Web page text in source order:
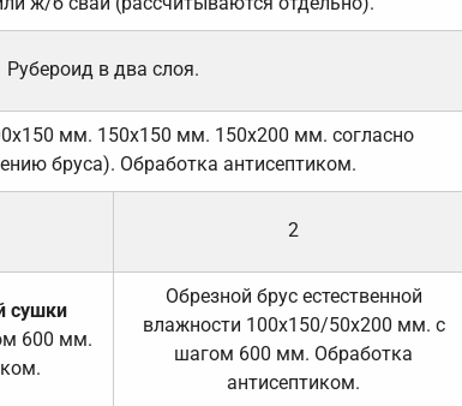
Рубероид в два слоя.
мм. 150х150 мм. 150х200 мм. согласно
бруса). Обработка антисептиком.
2
сушки
600 мм.
Обрезной брус естественной
влажности 100х150/50х200 мм. с
шагом 600 мм. Обработка
антисептиком.